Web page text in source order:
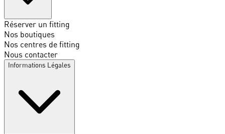
Réserver un fitting
Nos boutiques
Nos centres de fitting
Nous contacter
Informations Légales